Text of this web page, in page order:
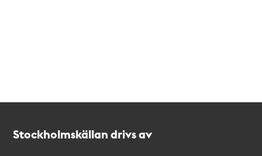
Stockholmskällan drivs av